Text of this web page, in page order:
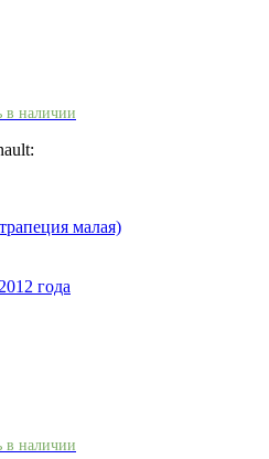
в наличии
малая)
года
в наличии